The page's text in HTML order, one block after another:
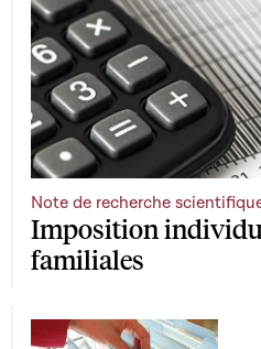
Imposition
familiales
Note de recherche